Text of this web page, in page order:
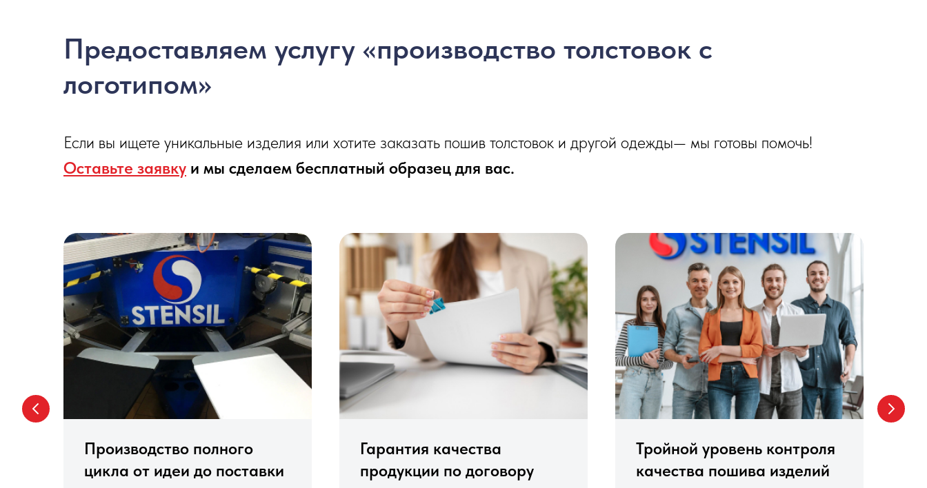
Предоставляем услугу «производство толстовок с
логотипом»
Если вы ищете уникальные изделия или хотите заказать пошив толстовок и другой одежды— мы готовы помочь!
Оставьте заявку и мы сделаем бесплатный образец для вас.
Производство полного
цикла от идеи до поставки
Гарантия качества
продукции по договору
Тройной уровень контроля
качества пошива изделий